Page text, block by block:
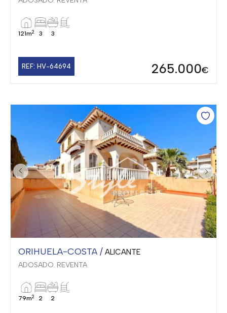
121m2 3 3
REF: HV-64694 265.000€
ORIHUELA-COSTA / ALICANTE
ADOSADO. REVENTA
79m2 2 2